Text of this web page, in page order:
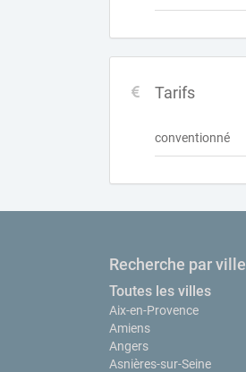
Tarifs
conventionné
Recherche par ville
Toutes les villes
Aix-en-Provence
Amiens
Angers
Asnières-sur-Seine